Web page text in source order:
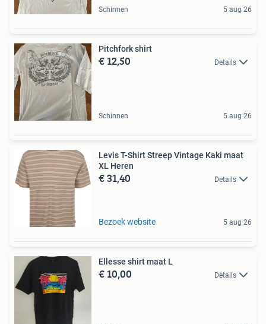
Schinnen 5 aug 26
Pitchfork shirt
€ 12,50 Details
Schinnen 5 aug 26
Levis T-Shirt Streep Vintage Kaki maat
XL Heren
€ 31,40 Details
Bezoek website 5 aug 26
Ellesse shirt maat L
€ 10,00 Details